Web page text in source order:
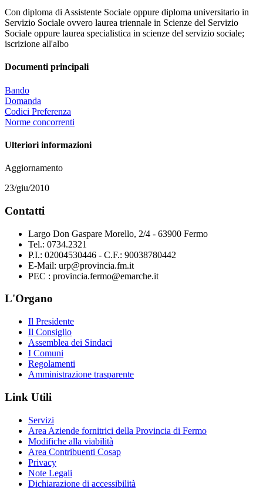
Con diploma di Assistente Sociale oppure diploma universitario in
Servizio Sociale ovvero laurea triennale in Scienze del Servizio
Sociale oppure laurea specialistica in scienze del servizio sociale;
iscrizione all'albo
Documenti principali
Bando
Domanda
Codici Preferenza
Norme concorrenti
Ulteriori informazioni
Aggiornamento
23/giu/2010
Contatti
Largo Don Gaspare Morello, 2/4 - 63900 Fermo
Tel.: 0734.2321
P.I.: 02004530446 - C.F.: 90038780442
E-Mail: urp@provincia.fm.it
PEC : provincia.fermo@emarche.it
L'Organo
Il Presidente
Il Consiglio
Assemblea dei Sindaci
I Comuni
Regolamenti
Amministrazione trasparente
Link Utili
Servizi
Area Aziende fornitrici della Provincia di Fermo
Modifiche alla viabilità
Area Contribuenti Cosap
Privacy
Note Legali
Dichiarazione di accessibilità